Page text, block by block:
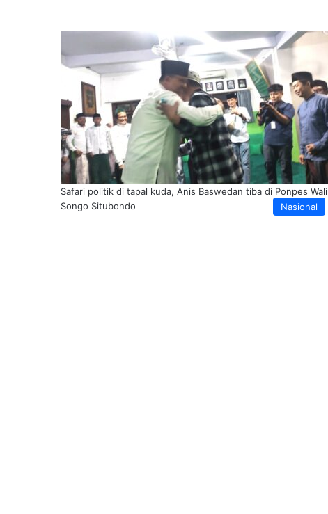
Nasional
Safari politik di tapal kuda, Anis Baswedan tiba di Ponpes Wali
Songo Situbondo